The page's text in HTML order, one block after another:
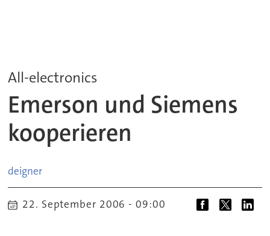
All-electronics
Emerson und Siemens
kooperieren
deigner
22. September 2006 - 09:00